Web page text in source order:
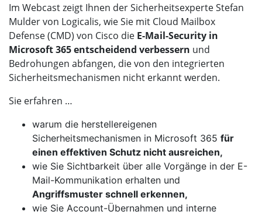
Im Webcast zeigt Ihnen der Sicherheitsexperte Stefan
Mulder von Logicalis, wie Sie mit Cloud Mailbox
Defense (CMD) von Cisco die E-Mail-Security in
Microsoft 365 entscheidend verbessern und
Bedrohungen abfangen, die von den integrierten
Sicherheitsmechanismen nicht erkannt werden.
Sie erfahren …
warum die herstellereigenen
Sicherheitsmechanismen in Microsoft 365 für
einen effektiven Schutz nicht ausreichen,
wie Sie Sichtbarkeit über alle Vorgänge in der E-
Mail-Kommunikation erhalten und
Angriffsmuster schnell erkennen,
wie Sie Account-Übernahmen und interne